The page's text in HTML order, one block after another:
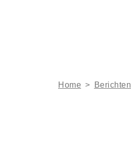
Home > Berichten